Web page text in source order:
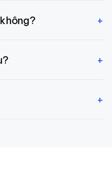
+
phí trước khi lắp.
+
+